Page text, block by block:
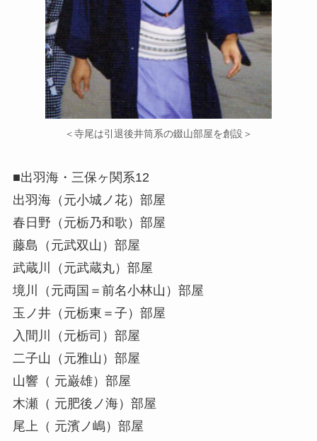
＜寺尾は引退後井筒系の錣山部屋を創設＞
■出羽海・三保ヶ関系12
出羽海（元小城ノ花）部屋
春日野（元栃乃和歌）部屋
藤島（元武双山）部屋
武蔵川（元武蔵丸）部屋
境川（元両国＝前名小林山）部屋
玉ノ井（元栃東＝子）部屋
入間川（元栃司）部屋
二子山（元雅山）部屋
山響（ 元巌雄）部屋
木瀬（ 元肥後ノ海）部屋
尾上（ 元濱ノ嶋）部屋